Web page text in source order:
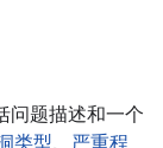
问题描述和一个
类型、 严重程